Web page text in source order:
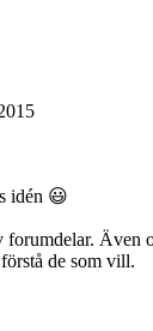
idén 😃
forumdelar. Även
de som vill.